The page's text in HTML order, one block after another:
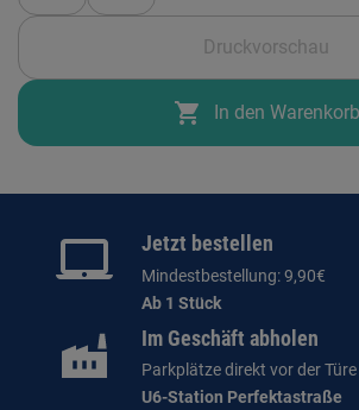
Druckvorschau
shopping_cart In den Warenkorb
Jetzt bestellen
Mindestbestellung: 9,90€
Ab 1 Stück
Im Geschäft abholen
Parkplätze direkt vor der Türe
U6-Station Perfektastraße